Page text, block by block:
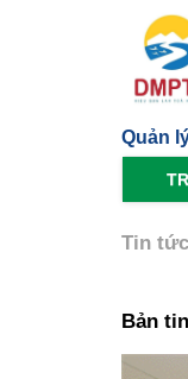
Quản
Tin tức
Bản